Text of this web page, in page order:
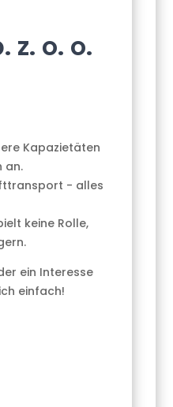
z. o. o.
Kapazietäten
an.
- alles
keine Rolle,
ein Interesse
einfach!